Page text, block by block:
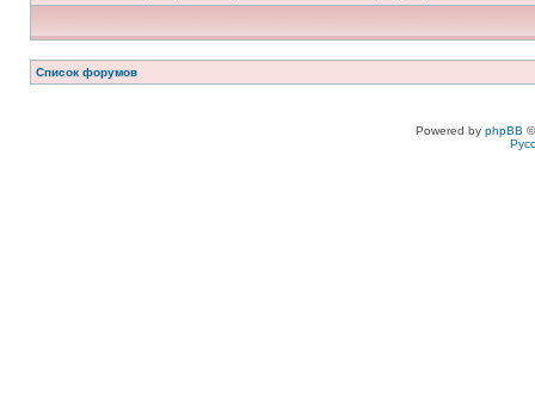
Список форумов
Powered by phpBB